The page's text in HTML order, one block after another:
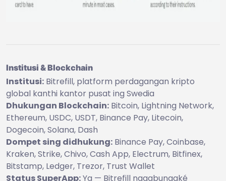
Institusi & Blockchain
Institusi: Bitrefill, platform perdagangan kripto
global kanthi kantor pusat ing Swedia
Dhukungan Blockchain: Bitcoin, Lightning Network,
Ethereum, USDC, USDT, Binance Pay, Litecoin,
Dogecoin, Solana, Dash
Dompet sing didhukung: Binance Pay, Coinbase,
Kraken, Strike, Chivo, Cash App, Electrum, Bitfinex,
Bitstamp, Ledger, Trezor, Trust Wallet
Status SuperApp:Ya — Bitrefill nggabungaké